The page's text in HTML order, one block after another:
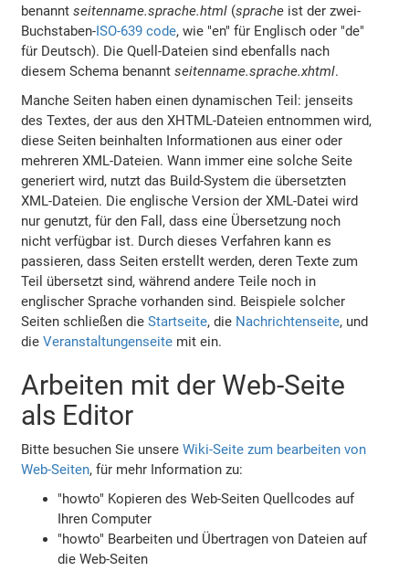
benanntseitenname.sprache.html (sprache ist der zwei-
Buchstaben-ISO-639 code, wie "en" für Englisch oder "de"
für Deutsch). Die Quell-Dateien sind ebenfalls nach
diesem Schema benanntseitenname.sprache.xhtml.
Manche Seiten haben einen dynamischen Teil: jenseits
des Textes, der aus den XHTML-Dateien entnommen wird,
diese Seiten beinhalten Informationen aus einer oder
mehreren XML-Dateien. Wann immer eine solche Seite
generiert wird, nutzt das Build-System die übersetzten
XML-Dateien. Die englische Version der XML-Datei wird
nur genutzt, für den Fall, dass eine Übersetzung noch
nicht verfügbar ist. Durch dieses Verfahren kann es
passieren, dass Seiten erstellt werden, deren Texte zum
Teil übersetzt sind, während andere Teile noch in
englischer Sprache vorhanden sind. Beispiele solcher
Seiten schließen dieStartseite, die Nachrichtenseite, und
dieVeranstaltungenseite mit ein.
Arbeiten mit der Web-Seite
als Editor
Bitte besuchen Sie unsereWiki-Seite zum bearbeiten von
Web-Seiten, für mehr Information zu:
"howto" Kopieren des Web-Seiten Quellcodes auf
Ihren Computer
"howto" Bearbeiten und Übertragen von Dateien auf
die Web-Seiten